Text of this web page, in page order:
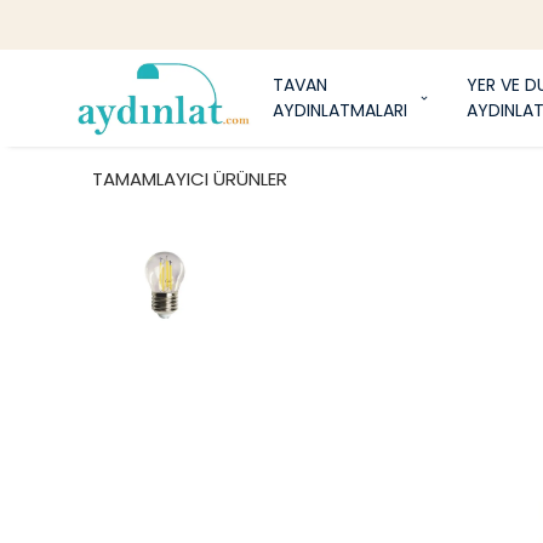
TAVAN
AYDINLATMALARI
YER VE
TAMAMLAYICI ÜRÜNLER